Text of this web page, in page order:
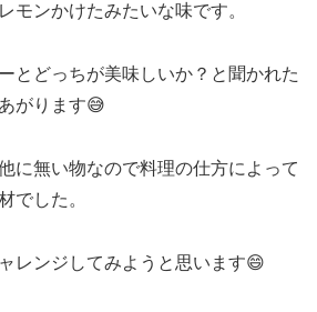
モンかけたみたいな味です。
とどっちが美味しいか？と聞かれた
がります😅
に無い物なので料理の仕方によって
でした。
レンジしてみようと思います😄